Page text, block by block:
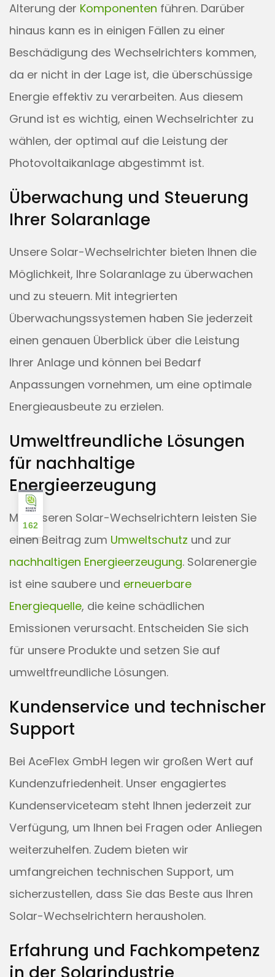
Alterung der Komponenten führen. Darüber
hinaus kann es in einigen Fällen zu einer
Beschädigung des Wechselrichters kommen,
da er nicht in der Lage ist, die überschüssige
Energie effektiv zu verarbeiten. Aus diesem
Grund ist es wichtig, einen Wechselrichter zu
wählen, der optimal auf die Leistung der
Photovoltaikanlage abgestimmt ist.
Überwachung und Steuerung
Ihrer Solaranlage
Unsere Solar-Wechselrichter bieten Ihnen die
Möglichkeit, Ihre Solaranlage zu überwachen
und zu steuern. Mit integrierten
Überwachungssystemen haben Sie jederzeit
einen genauen Überblick über die Leistung
Ihrer Anlage und können bei Bedarf
Anpassungen vornehmen, um eine optimale
Energieausbeute zu erzielen.
Umweltfreundliche Lösungen
für nachhaltige
Energieerzeugung
Mit unseren Solar-Wechselrichtern leisten Sie
einen Beitrag zum Umweltschutz und zur
nachhaltigen Energieerzeugung. Solarenergie
ist eine saubere und erneuerbare
Energiequelle, die keine schädlichen
Emissionen verursacht. Entscheiden Sie sich
für unsere Produkte und setzen Sie auf
umweltfreundliche Lösungen.
Kundenservice und technischer
Support
Bei AceFlex GmbH legen wir großen Wert auf
Kundenzufriedenheit. Unser engagiertes
Kundenserviceteam steht Ihnen jederzeit zur
Verfügung, um Ihnen bei Fragen oder Anliegen
weiterzuhelfen. Zudem bieten wir
umfangreichen technischen Support, um
sicherzustellen, dass Sie das Beste aus Ihren
Solar-Wechselrichtern herausholen.
Erfahrung und Fachkompetenz
162